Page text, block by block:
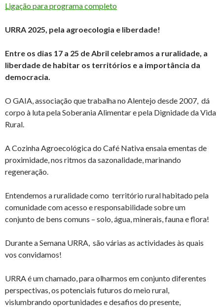
Ligação para programa completo
URRA 2025, pela agroecologia e liberdade!
Entre os dias 17 a 25 de Abril celebramos a ruralidade, a
liberdade de habitar os territórios e a importância da
democracia.
O GAIA, associação que trabalha no Alentejo desde 2007, dá
corpo à luta pela Soberania Alimentar e pela Dignidade da Vida
Rural.
A Cozinha Agroecológica do Café Nativa ensaia ementas de
proximidade, nos ritmos da sazonalidade, marinando
regeneração.
Entendemos a ruralidade como território rural habitado pela
comunidade com acesso e responsabilidade sobre um
conjunto de bens comuns – solo, água, minerais, fauna e flora!
Durante a Semana URRA, são várias as actividades às quais
vos convidamos!
URRA é um chamado, para olharmos em conjunto diferentes
perspectivas, os potenciais futuros do meio rural,
vislumbrando oportunidades e desafios do presente,